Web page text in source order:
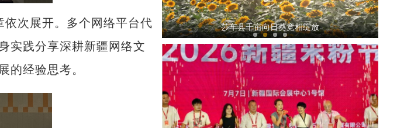
依次展开。多个网络平台代
实践分享深耕新疆网络文
的经验思考。
莎车县千亩向日葵竞相绽放